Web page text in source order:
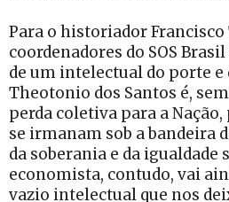
Para o historiador Francisco
coordenadores do SOS
de um intelectual do porte e
Theotonio dos Santos é,
perda coletiva para a
se irmanam sob a bandeira
da soberania e da igualdade
economista, contudo, vai
vazio intelectual que nos